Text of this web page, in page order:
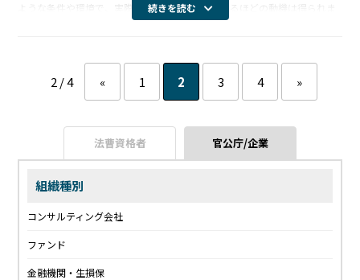
ような条件や環境で、実際に転職活動を本格化するほどの動機は得られま
せんでした。また、転職する意思も固まっていないのに「まず受けてみて
続きを読む
2 / 4 « 1 2 3 4 »
法曹資格者 官公庁/企業
組織種別
コンサルティング会社
ファンド
金融機関・生損保